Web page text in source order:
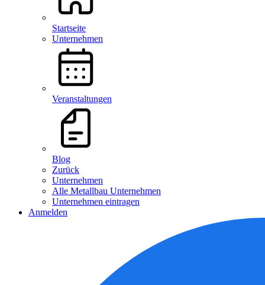
Startseite
Unternehmen
Veranstaltungen
Blog
Zurück
Unternehmen
Alle Metallbau Unternehmen
Unternehmen eintragen
Anmelden